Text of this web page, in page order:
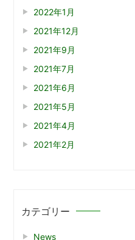
2022年1月
2021年12月
2021年9月
2021年7月
2021年6月
2021年5月
2021年4月
2021年2月
カテゴリー
News